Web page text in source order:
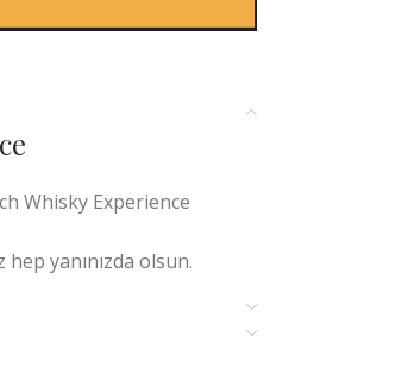
Whisky Experience
hep yanınızda olsun.